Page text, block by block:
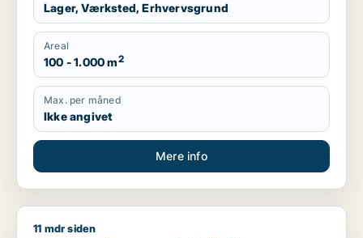
Lager, Værksted, Erhvervsgrund
Areal
100 - 1.000 m2
Max. per måned
Ikke angivet
Mere info
Jeg søger lager, værksted eller produktionslokaler til salg i
11 mdr siden